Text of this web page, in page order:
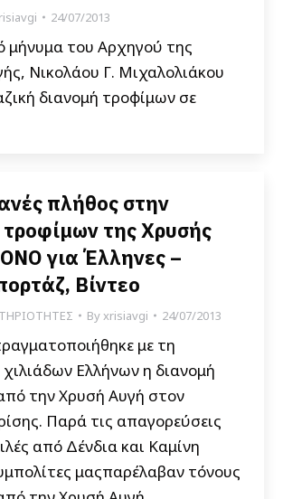
24/07/2013
μήνυμα του Αρχηγού της
Νικολάου Γ. Μιχαλολιάκου
διανομή τροφίμων σε
πλήθος στην
της Χρυσής
για Έλληνες –
Βίντεο
Byxrisiavgi 24/07/2013
με τη
Ελλήνων η διανομή
την Χρυσή Αυγή στον
Παρά τις απαγορεύσεις
από Δένδια και Καμίνη
μαςπαρέλαβαν τόνους